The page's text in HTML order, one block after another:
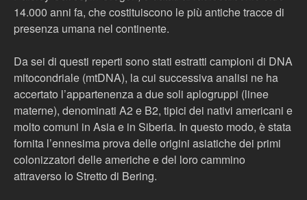
14.000 anni fa, che costituiscono le più antiche tracce di
presenza umana nel continente.
Da sei di questi reperti sono stati estratti campioni di DNA
mitocondriale (mtDNA), la cui successiva analisi ne ha
accertato l’appartenenza a due soli aplogruppi (linee
materne), denominati A2 e B2, tipici dei nativi americani e
molto comuni in Asia e in Siberia. In questo modo, è stata
fornita l’ennesima prova delle origini asiatiche dei primi
colonizzatori delle americhe e del loro cammino
attraverso lo Stretto di Bering.